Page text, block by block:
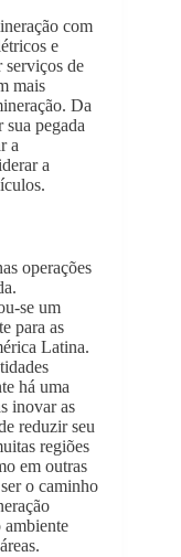
com
e
serviços de
mais
Da
pegada
a
a
operações
se um
para as
Latina.
há uma
inovar as
reduzir seu
regiões
em outras
o caminho
ambiente